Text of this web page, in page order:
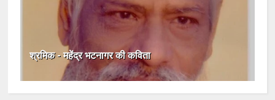
श्रमिक - महेंद्र भटनागर की कविता